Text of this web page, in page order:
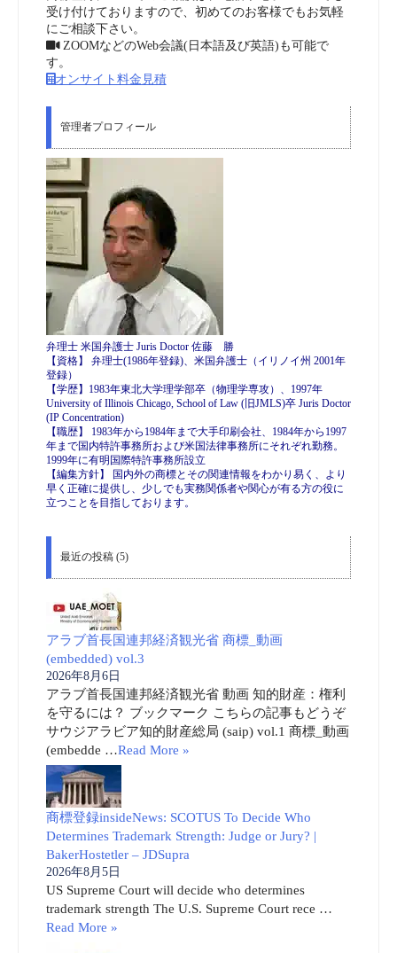
受け付けておりますので、初めてのお客様でもお気軽
にご相談下さい。
ZOOMなどのWeb会議(日本語及び英語)も可能で
す。
オンサイト料金見積
管理者プロフィール
弁理士 米国弁護士 Juris Doctor 佐藤 勝
【資格】 弁理士(1986年登録)、米国弁護士（イリノイ州 2001年
登録）
【学歴】1983年東北大学理学部卒（物理学専攻）、1997年
University of Illinois Chicago, School of Law (旧JMLS)卒 Juris Doctor
(IP Concentration)
【職歴】 1983年から1984年まで大手印刷会社、1984年から1997
年まで国内特許事務所および米国法律事務所にそれぞれ勤務。
1999年に有明国際特許事務所設立
【編集方針】 国内外の商標とその関連情報をわかり易く、より
早く正確に提供し、少しでも実務関係者や関心が有る方の役に
立つことを目指しております。
最近の投稿 (5)
アラブ首長国連邦経済観光省 商標_動画
(embedded) vol.3
2026年8月6日
アラブ首長国連邦経済観光省 動画 知的財産：権利
を守るには？ ブックマーク こちらの記事もどうぞ
サウジアラビア知的財産総局 (saip) vol.1 商標_動画
(embedde …Read More »
商標登録insideNews: SCOTUS To Decide Who
Determines Trademark Strength: Judge or Jury? |
BakerHostetler – JDSupra
2026年8月5日
US Supreme Court will decide who determines
trademark strength The U.S. Supreme Court rece …
Read More »